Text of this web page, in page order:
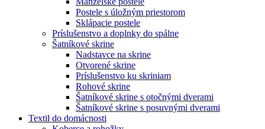
Postele s úložným priestorom
Sklápacie postele
Príslušenstvo a doplnky do spálne
Šatníkové skrine
Nadstavce na skrine
Otvorené skrine
Príslušenstvo ku skriniam
Rohové skrine
Šatníkové skrine s otočnými dverami
Šatníkové skrine s posuvnými dverami
Textil do domácnosti